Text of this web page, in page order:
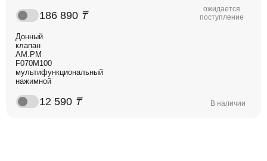
ожидается
поступление
186 890 ₸
Донный
клапан
AM.PM
F070M100
мультифункциональный
нажимной
В наличии
12 590 ₸